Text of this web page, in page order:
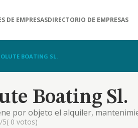
DE EMPRESASDIRECTORIO DE EMPRESAS
BOATING SL.
Boating Sl.
por objeto el alquiler,
con y sin patrón, -cnae 3315 y
/5( 0 votos)